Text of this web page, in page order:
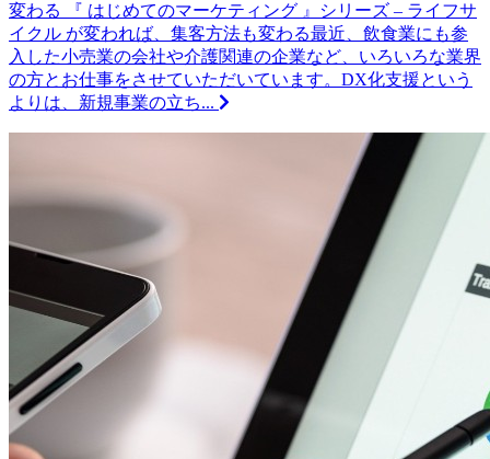
変わる
『 はじめてのマーケティング 』シリーズ – ライフサ
イクル が変われば、集客方法も変わる最近、飲食業にも参
入した小売業の会社や介護関連の企業など、いろいろな業界
の方とお仕事をさせていただいています。DX化支援という
よりは、新規事業の立ち...